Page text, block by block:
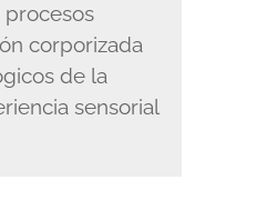
procesos
corporizada
de la
sensorial